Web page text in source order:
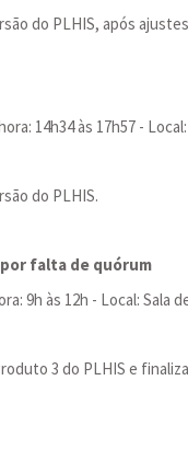
do PLHIS, após
14h34 às 17h57 -
do PLHIS.
por falta de quórum
9h às 12h - Local:
3 do PLHIS e